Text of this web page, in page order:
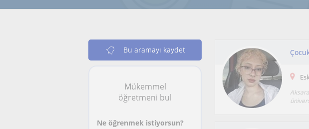
Bu aramayı kaydet
Mükemmel
öğretmeni bul
Ne öğrenmek istiyorsun?